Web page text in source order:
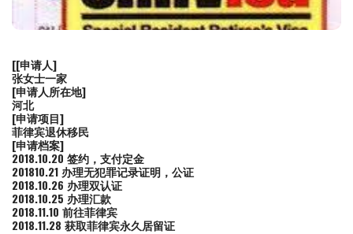
[[申请人]
张女士一家
[申请人所在地]
河北
[申请项目]
菲律宾退休移民
[申请档案]
2018.10.20 签约，支付定金
201810.21 办理无犯罪记录证明，公证
2018.10.26 办理双认证
2018.10.25 办理汇款
2018.11.10 前往菲律宾
2018.11.28 获取菲律宾永久居留证